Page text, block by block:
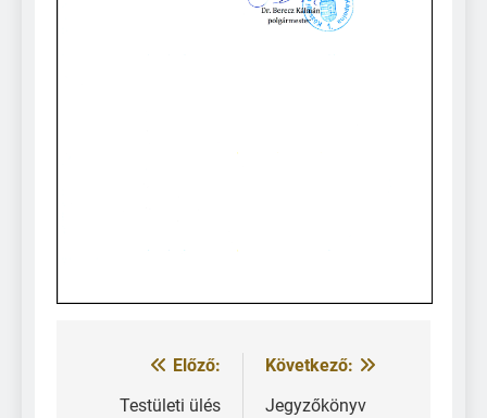
Előző:
Testületi ülés
Következő:
Jegyzőkönyv